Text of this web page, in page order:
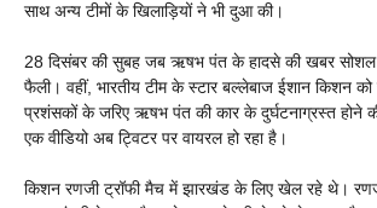
साथ अन्य टीमों के खिलाड़ियों ने भी दुआ की।
28 दिसंबर की सुबह जब ऋषभ पंत के हादसे की खबर सोशल
फैली। वहीं, भारतीय टीम के स्टार बल्लेबाज ईशान किशन
प्रशंसकों के जरिए ऋषभ पंत की कार के दुर्घटनाग्रस्त होने
एक वीडियो अब ट्विटर पर वायरल हो रहा है।
किशन रणजी ट्रॉफी मैच में झारखंड के लिए खेल रहे थे।